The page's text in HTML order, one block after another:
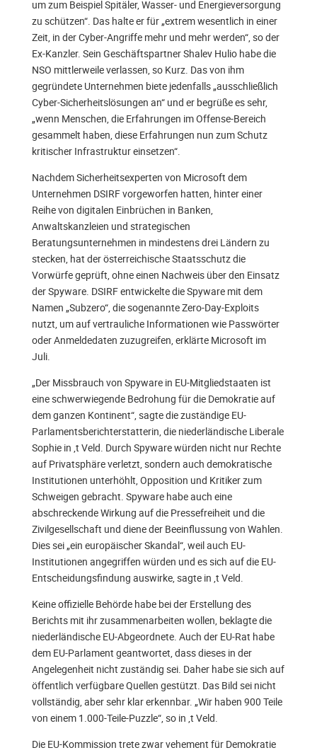
um zum Beispiel Spitäler, Wasser- und Energieversorgung
zu schützen“. Das halte er für „extrem wesentlich in einer
Zeit, in der Cyber-Angriffe mehr und mehr werden“, so der
Ex-Kanzler. Sein Geschäftspartner Shalev Hulio habe die
NSO mittlerweile verlassen, so Kurz. Das von ihm
gegründete Unternehmen biete jedenfalls „ausschließlich
Cyber-Sicherheitslösungen an“ und er begrüße es sehr,
„wenn Menschen, die Erfahrungen im Offense-Bereich
gesammelt haben, diese Erfahrungen nun zum Schutz
kritischer Infrastruktur einsetzen“.
Nachdem Sicherheitsexperten von Microsoft dem
Unternehmen DSIRF vorgeworfen hatten, hinter einer
Reihe von digitalen Einbrüchen in Banken,
Anwaltskanzleien und strategischen
Beratungsunternehmen in mindestens drei Ländern zu
stecken, hat der österreichische Staatsschutz die
Vorwürfe geprüft, ohne einen Nachweis über den Einsatz
der Spyware. DSIRF entwickelte die Spyware mit dem
Namen „Subzero“, die sogenannte Zero-Day-Exploits
nutzt, um auf vertrauliche Informationen wie Passwörter
oder Anmeldedaten zuzugreifen, erklärte Microsoft im
Juli.
„Der Missbrauch von Spyware in EU-Mitgliedstaaten ist
eine schwerwiegende Bedrohung für die Demokratie auf
dem ganzen Kontinent“, sagte die zuständige EU-
Parlamentsberichterstatterin, die niederländische Liberale
Sophie in ‚t Veld. Durch Spyware würden nicht nur Rechte
auf Privatsphäre verletzt, sondern auch demokratische
Institutionen unterhöhlt, Opposition und Kritiker zum
Schweigen gebracht. Spyware habe auch eine
abschreckende Wirkung auf die Pressefreiheit und die
Zivilgesellschaft und diene der Beeinflussung von Wahlen.
Dies sei „ein europäischer Skandal“, weil auch EU-
Institutionen angegriffen würden und es sich auf die EU-
Entscheidungsfindung auswirke, sagte in ‚t Veld.
Keine offizielle Behörde habe bei der Erstellung des
Berichts mit ihr zusammenarbeiten wollen, beklagte die
niederländische EU-Abgeordnete. Auch der EU-Rat habe
dem EU-Parlament geantwortet, dass dieses in der
Angelegenheit nicht zuständig sei. Daher habe sie sich auf
öffentlich verfügbare Quellen gestützt. Das Bild sei nicht
vollständig, aber sehr klar erkennbar. „Wir haben 900 Teile
von einem 1.000-Teile-Puzzle“, so in ‚t Veld.
Die EU-Kommission trete zwar vehement für Demokratie